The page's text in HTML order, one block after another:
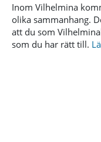
Inom Vilhelmina
olika sammanhang.
att du som
som du har rätt till.